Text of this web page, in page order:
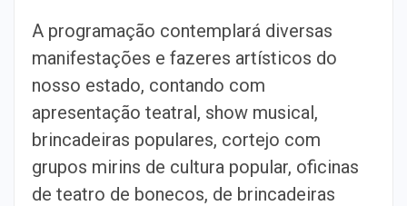
A programação contemplará diversas
manifestações e fazeres artísticos do
nosso estado, contando com
apresentação teatral, show musical,
brincadeiras populares, cortejo com
grupos mirins de cultura popular, oficinas
de teatro de bonecos, de brincadeiras